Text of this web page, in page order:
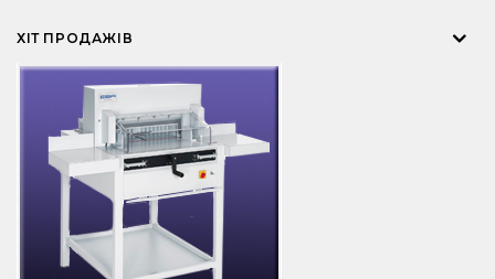
ХІТ ПРОДАЖІВ